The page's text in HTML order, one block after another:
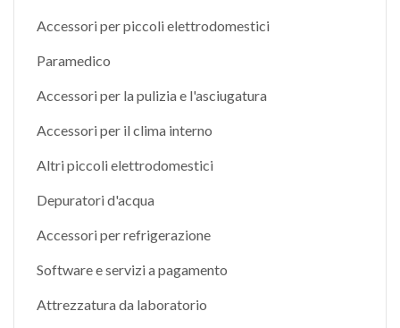
Accessori per piccoli elettrodomestici
Paramedico
Accessori per la pulizia e l'asciugatura
Accessori per il clima interno
Altri piccoli elettrodomestici
Depuratori d'acqua
Accessori per refrigerazione
Software e servizi a pagamento
Attrezzatura da laboratorio